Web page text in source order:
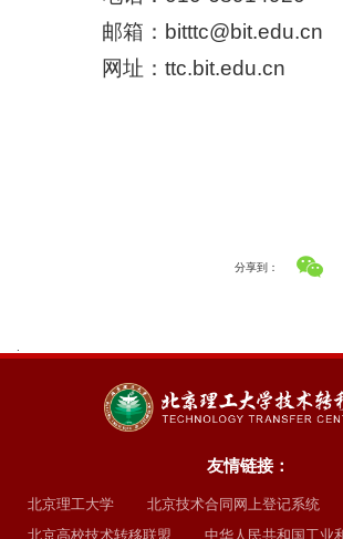
邮箱：bitttc@bit.edu.cn
网址：ttc.bit.edu.cn
分享到：
友情链接：
北京理工大学
北京技术合同网上登记系统
北京高校技术转移联盟
中华人民共和国工业